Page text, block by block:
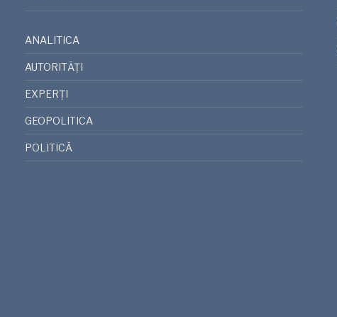
ANALITICA
AUTORITĂȚI
EXPERȚI
GEOPOLITICA
POLITICĂ